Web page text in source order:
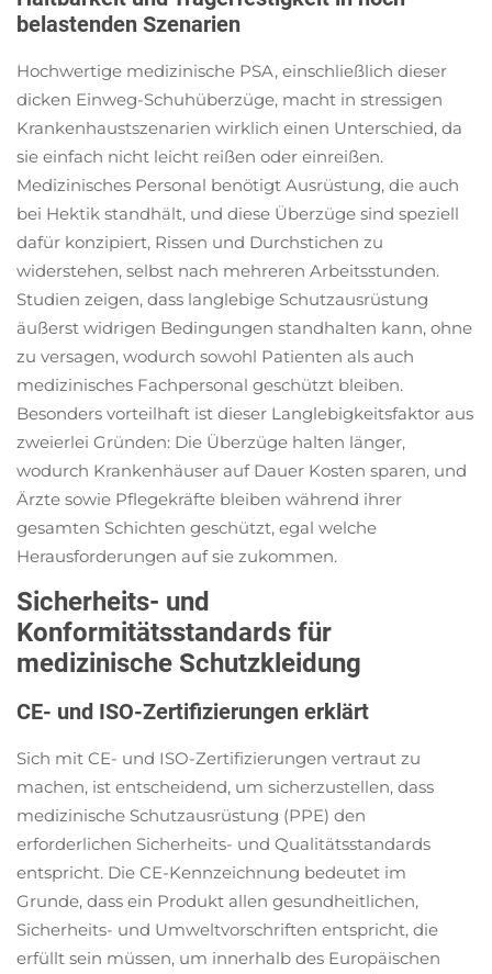
belastenden Szenarien
Hochwertige medizinische PSA, einschließlich dieser
dicken Einweg-Schuhüberzüge, macht in stressigen
Krankenhaustszenarien wirklich einen Unterschied, da
sie einfach nicht leicht reißen oder einreißen.
Medizinisches Personal benötigt Ausrüstung, die auch
bei Hektik standhält, und diese Überzüge sind speziell
dafür konzipiert, Rissen und Durchstichen zu
widerstehen, selbst nach mehreren Arbeitsstunden.
Studien zeigen, dass langlebige Schutzausrüstung
äußerst widrigen Bedingungen standhalten kann, ohne
zu versagen, wodurch sowohl Patienten als auch
medizinisches Fachpersonal geschützt bleiben.
Besonders vorteilhaft ist dieser Langlebigkeitsfaktor aus
zweierlei Gründen: Die Überzüge halten länger,
wodurch Krankenhäuser auf Dauer Kosten sparen, und
Ärzte sowie Pflegekräfte bleiben während ihrer
gesamten Schichten geschützt, egal welche
Herausforderungen auf sie zukommen.
Sicherheits- und
Konformitätsstandards für
medizinische Schutzkleidung
CE- und ISO-Zertifizierungen erklärt
Sich mit CE- und ISO-Zertifizierungen vertraut zu
machen, ist entscheidend, um sicherzustellen, dass
medizinische Schutzausrüstung (PPE) den
erforderlichen Sicherheits- und Qualitätsstandards
entspricht. Die CE-Kennzeichnung bedeutet im
Grunde, dass ein Produkt allen gesundheitlichen,
Sicherheits- und Umweltvorschriften entspricht, die
erfüllt sein müssen, um innerhalb des Europäischen